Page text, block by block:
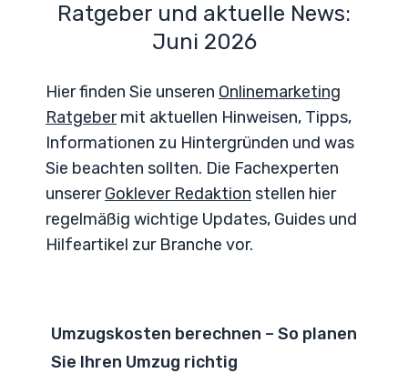
Ratgeber und aktuelle News:
Juni 2026
Hier finden Sie unseren Onlinemarketing
Ratgebermit aktuellen Hinweisen, Tipps,
Informationen zu Hintergründen und was
Sie beachten sollten. Die Fachexperten
unsererGoklever Redaktion stellen hier
regelmäßig wichtige Updates, Guides und
Hilfeartikel zur Branche vor.
Umzugskosten berechnen – So planen
Sie Ihren Umzug richtig